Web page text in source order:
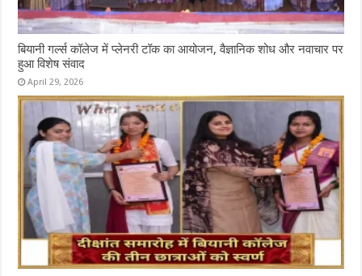
बियानी गर्ल्स कॉलेज में प्लेनरी टॉक का आयोजन, वैज्ञानिक शोध और नवाचार पर
हुआ विशेष संवाद
April 29, 2026